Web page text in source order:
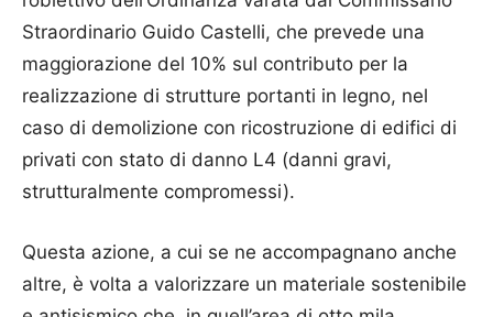
Straordinario Guido Castelli, che prevede una
maggiorazione del 10% sul contributo per la
realizzazione di strutture portanti in legno, nel
caso di demolizione con ricostruzione di edifici di
privati con stato di danno L4 (danni gravi,
strutturalmente compromessi).
Questa azione, a cui se ne accompagnano anche
altre, è volta a valorizzare un materiale sostenibile